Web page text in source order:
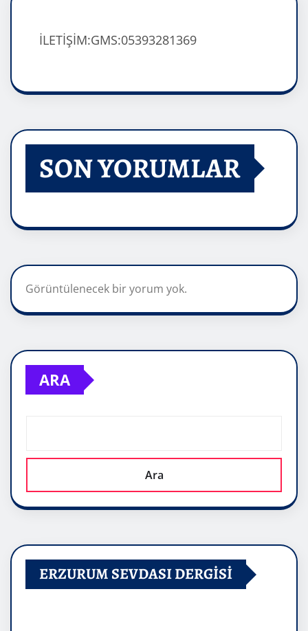
İLETİŞİM:GMS:05393281369
SON YORUMLAR
Görüntülenecek bir yorum yok.
ARA
Ara
ERZURUM SEVDASI DERGİSİ